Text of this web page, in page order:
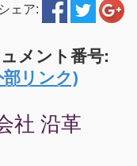
シェア:
メント番号:
リンク)
社 沿革